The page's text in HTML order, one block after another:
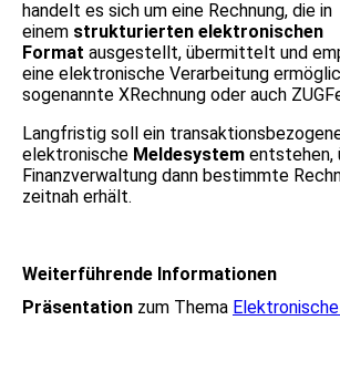
handelt es sich um eine Rechnung, die in
einem strukturierten elektronischen
Format ausgestellt, übermittelt und
eine elektronische Verarbeitung
sogenannte XRechnung oder auch
Langfristig soll ein
elektronische Meldesystem entstehen,
Finanzverwaltung dann bestimmte
zeitnah erhält.
Weiterführende Informationen
Präsentation zum Thema